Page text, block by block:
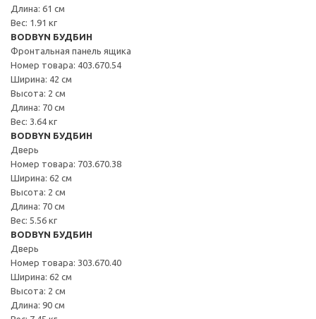
Длина: 61 см
Вес: 1.91 кг
BODBYN БУДБИН
Фронтальная панель ящика
Номер товара: 403.670.54
Ширина: 42 см
Высота: 2 см
Длина: 70 см
Вес: 3.64 кг
BODBYN БУДБИН
Дверь
Номер товара: 703.670.38
Ширина: 62 см
Высота: 2 см
Длина: 70 см
Вес: 5.56 кг
BODBYN БУДБИН
Дверь
Номер товара: 303.670.40
Ширина: 62 см
Высота: 2 см
Длина: 90 см